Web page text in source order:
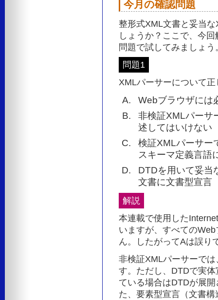
今月の確認問題
整形式XML文書と妥当
しょうか？ここで、今
問題で試してみましょう
問題1
XMLパーサーについて
Webブラウザには
非検証XMLパーサ
述してはいけない
検証XMLパーサー
スキーマ定義言語
DTDを用いて妥当
文書に文書型宣言
解説
本連載で使用した
いますが、すべての
ん。したがってAは誤り
非検証XMLパーサーで
す。ただし、DTDで実
ている場合はDTDが展
た、要素型宣言（文書